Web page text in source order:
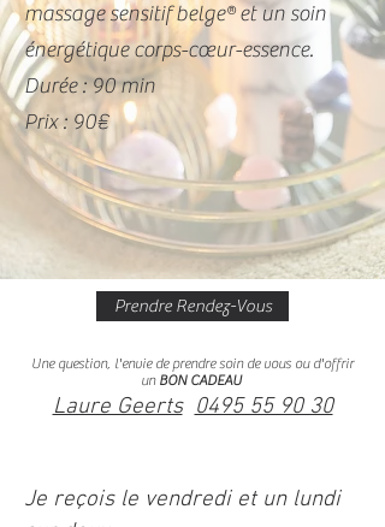
massage sensitif belge® et un soin
énergétique corps-cœur-essence.
Durée : 90 min
Prix : 90€
Prendre Rendez-Vous
Une question, l'envie de prendre soin de vous ou d'offrir
un BON CADEAU
Laure Geerts 0495 55 90 30
Je reçois le vendredi et un lundi